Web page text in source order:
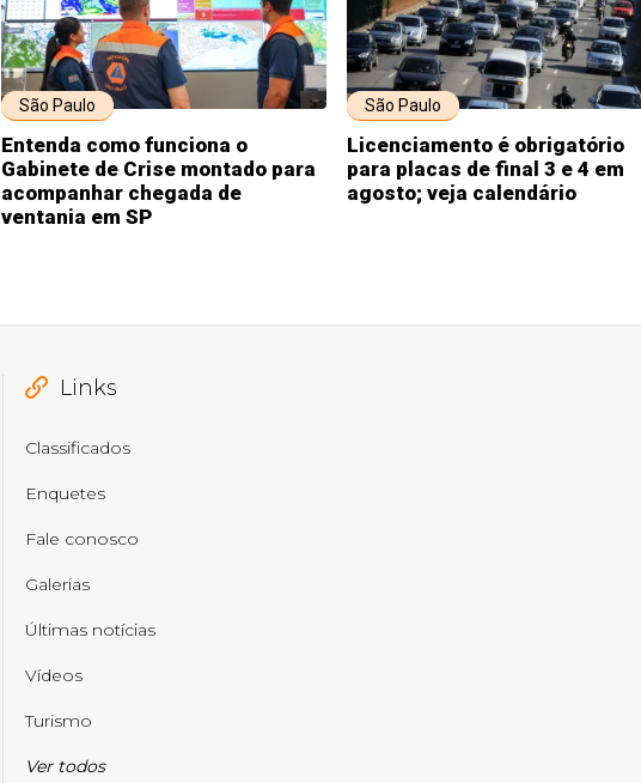
São Paulo
Entenda como funciona o
Gabinete de Crise montado para
acompanhar chegada de
ventania em SP
São Paulo
Licenciamento é obrigatório
para placas de final 3 e 4 em
agosto; veja calendário
Links
Classificados
Enquetes
Fale conosco
Galerias
Últimas notícias
Vídeos
Turismo
Ver todos